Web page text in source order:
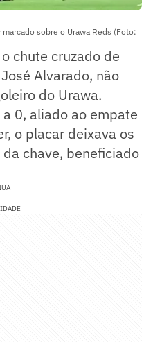
sobre o Urawa Reds (Foto:
chute cruzado de
Alvarado, não
do Urawa.
0, aliado ao empate
o placar deixava os
chave, beneficiado